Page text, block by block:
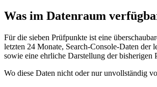
Was im Datenraum
Für die sieben Prüfpunkte ist eine
letzten 24 Monate, Search-Console-Daten
sowie eine ehrliche Darstellung der
Wo diese Daten nicht oder nur unvollständig